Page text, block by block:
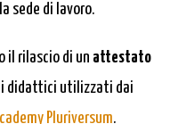
sede di lavoro.
il rilascio di un attestato
didattici utilizzati dai
Pluriversum.